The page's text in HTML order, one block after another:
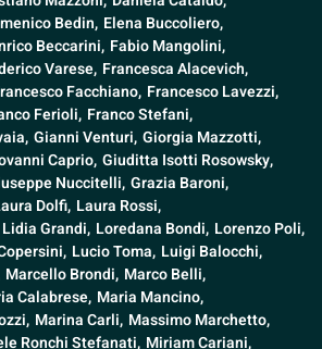
Bedin, Elena Buccoliero,
Beccarini, Fabio Mangolini,
Varese, Francesca Alacevich,
Facchiano, Francesco Lavezzi,
Ferioli, Franco Stefani,
Gianni Venturi, Giorgia Mazzotti,
Caprio, Giuditta Isotti Rosowsky,
Nuccitelli, Grazia Baroni,
Dolfi, Laura Rossi,
Lidia Grandi, Loredana Bondi, Lorenzo Poli,
Lucio Toma, Luigi Balocchi,
Marcello Brondi, Marco Belli,
Calabrese, Maria Mancino,
Marina Carli, Massimo Marchetto,
Ronchi Stefanati, Miriam Cariani,